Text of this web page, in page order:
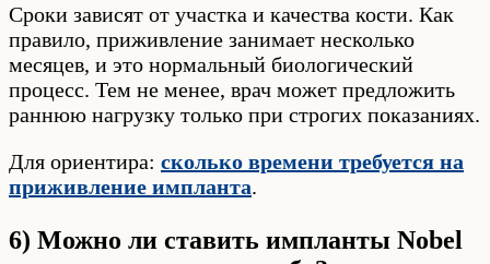
Сроки зависят от участка и качества кости. Как
правило, приживление занимает несколько
месяцев, и это нормальный биологический
процесс. Тем не менее, врач может предложить
раннюю нагрузку только при строгих показаниях.
Для ориентира: сколько времени требуется на
приживление импланта.
6) Можно ли ставить импланты Nobel